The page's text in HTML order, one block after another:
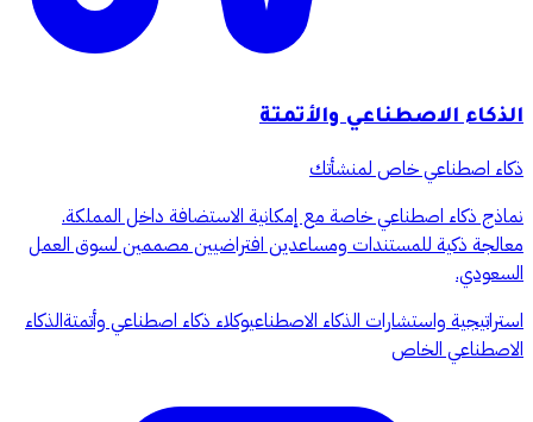
الذكاء الاصطناعي والأتمتة
ذكاء اصطناعي خاص لمنشأتك